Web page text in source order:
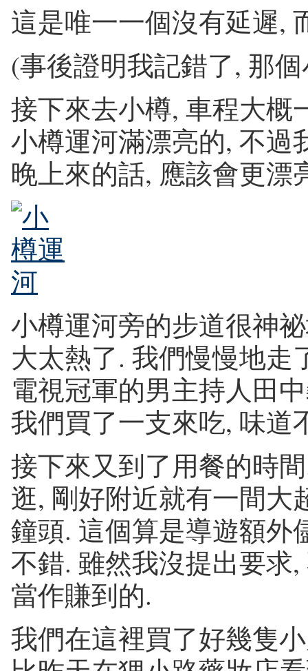
這是唯一一個沒有延遲,
(事後證明我記錯了, 那
接下來去小樽, 車程大概
小樽運河滿漂亮的, 不過
晚上來的話, 應該會更漂
小樽運河旁的步道很神
大太熱了. 我們慢慢地走
電視冠軍的男主持人田
我們買了一支來吃, 味道
接下來又到了用餐的時
逛, 剛好附近就有一間大
鐘頭. 這個算是導遊額外
不錯. 雖然我沒提出要求
當作賺到的.
我們在這裡買了好幾隻